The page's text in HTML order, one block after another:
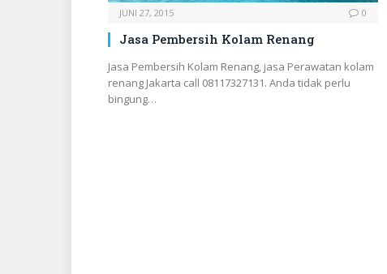
JUNI 27, 2015 0
Jasa Pembersih Kolam Renang
Jasa Pembersih Kolam Renang, jasa Perawatan kolam
renang Jakarta call 08117327131. Anda tidak perlu
bingung…